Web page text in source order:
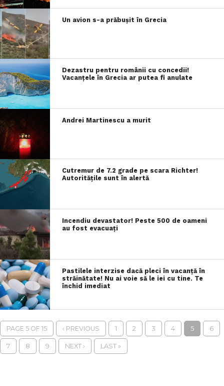
Un avion s-a prăbușit în Grecia
Dezastru pentru românii cu concedii!
Vacanțele în Grecia ar putea fi anulate
Andrei Martinescu a murit
Cutremur de 7.2 grade pe scara Richter!
Autoritățile sunt în alertă
Incendiu devastator! Peste 500 de oameni
au fost evacuați
Pastilele interzise dacă pleci în vacanță în
străinătate! Nu ai voie să le iei cu tine. Te
închid imediat
PAGE 5 OF 15 ‹ PREVIOUS 1 2 3 4 5 6
7 8 9 NEXT › LAST »